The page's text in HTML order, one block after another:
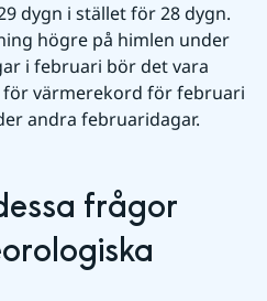
dygn i stället för 28 dygn.
högre på himlen under
i februari bör det vara
värmerekord för februari
andra februaridagar.
frågor